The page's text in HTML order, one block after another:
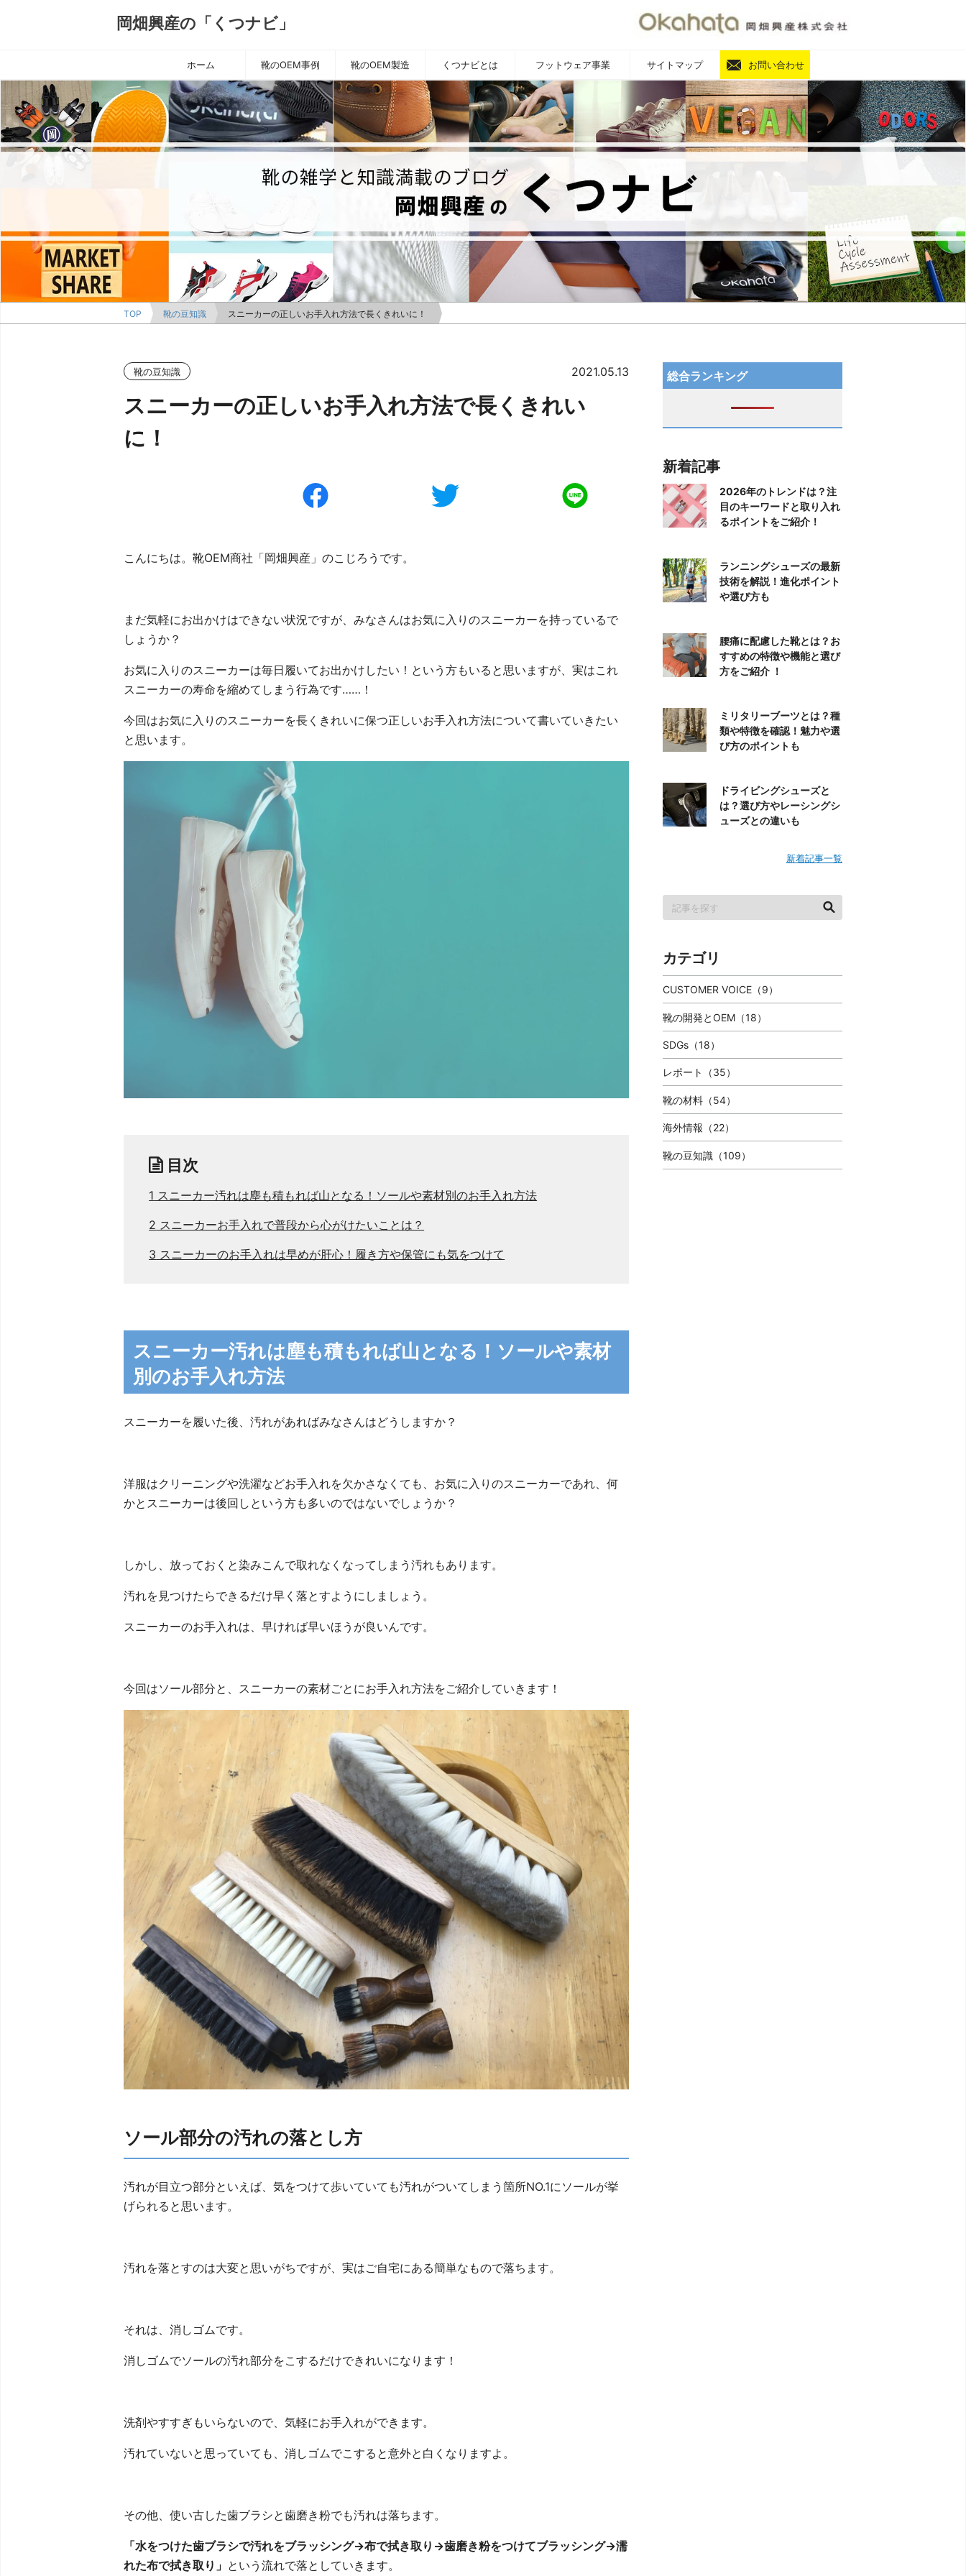
岡畑興産の「くつナビ」
ホーム 靴のOEM事例 靴のOEM製造 くつナビとは フットウェア事業
YOUTUBE
サイトマップ お問い合わせ
TOP 靴の豆知識 スニーカーの正しいお手入れ方法で長くきれいに！
靴の豆知識 2021.05.13
スニーカーの正しいお手入れ方法で長くきれい
に！
こんにちは。靴OEM商社「岡畑興産」のこじろうです。
まだ気軽にお出かけはできない状況ですが、みなさんはお気に入りのスニーカーを持っているで
しょうか？
お気に入りのスニーカーは毎日履いてお出かけしたい！という方もいると思いますが、実はこれ
スニーカーの寿命を縮めてしまう行為です……！
今回はお気に入りのスニーカーを長くきれいに保つ正しいお手入れ方法について書いていきたい
と思います。
目次
1 スニーカー汚れは塵も積もれば山となる！ソールや素材別のお手入れ方法
2 スニーカーお手入れで普段から心がけたいことは？
3 スニーカーのお手入れは早めが肝心！履き方や保管にも気をつけて
スニーカー汚れは塵も積もれば山となる！ソールや素材
別のお手入れ方法
スニーカーを履いた後、汚れがあればみなさんはどうしますか？
洋服はクリーニングや洗濯などお手入れを欠かさなくても、お気に入りのスニーカーであれ、何
かとスニーカーは後回しという方も多いのではないでしょうか？
しかし、放っておくと染みこんで取れなくなってしまう汚れもあります。
汚れを見つけたらできるだけ早く落とすようにしましょう。
スニーカーのお手入れは、早ければ早いほうが良いんです。
今回はソール部分と、スニーカーの素材ごとにお手入れ方法をご紹介していきます！
ソール部分の汚れの落とし方
汚れが目立つ部分といえば、気をつけて歩いていても汚れがついてしまう箇所NO.1にソールが挙
げられると思います。
汚れを落とすのは大変と思いがちですが、実はご自宅にある簡単なもので落ちます。
それは、消しゴムです。
消しゴムでソールの汚れ部分をこするだけできれいになります！
洗剤やすすぎもいらないので、気軽にお手入れができます。
汚れていないと思っていても、消しゴムでこすると意外と白くなりますよ。
その他、使い古した歯ブラシと歯磨き粉でも汚れは落ちます。
「水をつけた歯ブラシで汚れをブラッシング→布で拭き取り→歯磨き粉をつけてブラッシング→濡
れた布で拭き取り」 という流れで落としていきます。
総合ランキング
新着記事
2026年のトレンドは？注
目のキーワードと取り入れ
るポイントをご紹介！
ランニングシューズの最新
技術を解説！進化ポイント
や選び方も
腰痛に配慮した靴とは？お
すすめの特徴や機能と選び
方をご紹介 ！
ミリタリーブーツとは？種
類や特徴を確認！魅力や選
び方のポイントも
ドライビングシューズと
は？選び方やレーシングシ
ューズとの違いも
新着記事一覧
カテゴリ
CUSTOMER VOICE（9）
靴の開発とOEM（18）
SDGs（18）
レポート（35）
靴の材料（54）
海外情報（22）
靴の豆知識（109）